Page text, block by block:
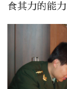
食其力的能